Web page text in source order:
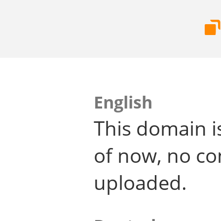
English
This domain
of now, no
uploaded.